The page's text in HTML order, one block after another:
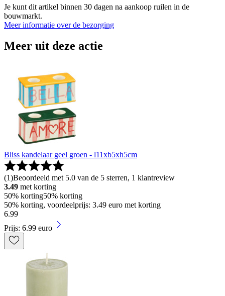
Je kunt dit artikel binnen 30 dagen na aankoop ruilen in de
bouwmarkt.
Meer informatie over de bezorging
Meer uit deze actie
Bliss kandelaar geel groen - l11xb5xh5cm
(1)Beoordeeld met 5.0 van de 5 sterren, 1 klantreview
3.49 met korting
50% korting50% korting
50% korting, voordeelprijs: 3.49 euro met korting
6.99
Prijs: 6.99 euro